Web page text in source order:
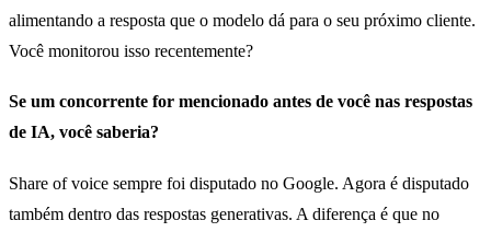
alimentando a resposta que o modelo dá para o seu próximo cliente.
Você monitorou isso recentemente?
Se um concorrente for mencionado antes de você nas respostas
de IA, você saberia?
Share of voice sempre foi disputado no Google. Agora é disputado
também dentro das respostas generativas. A diferença é que no